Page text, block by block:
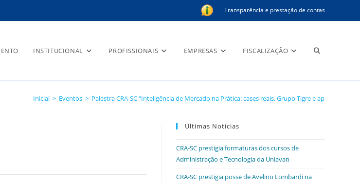
Transparência e prestação de contas
INSTITUCIONAL PROFISSIONAIS EMPRESAS FISCALIZAÇÃO Alternar
pesquisa
na Prática: cases reais, Grupo Tigre e
Inicial > Eventos > Palestra CRA-SC “Inteligência de Mercado na Prática: cases reais, Grupo Tigre e aplicações de
Últimas Notícias
CRA-SC prestigia formaturas dos cursos de
Administração e Tecnologia da Uniavan
CRA-SC prestigia posse de Avelino Lombardi na